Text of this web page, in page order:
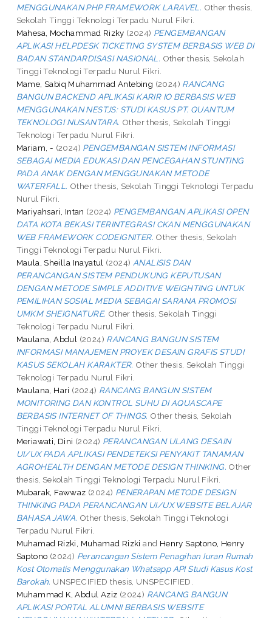
MENGGUNAKAN PHP FRAMEWORK LARAVEL. Other thesis,
Sekolah Tinggi Teknologi Terpadu Nurul Fikri.
Mahesa, Mochammad Rizky (2024) PENGEMBANGAN
APLIKASI HELPDESK TICKETING SYSTEM BERBASIS WEB DI
BADAN STANDARDISASI NASIONAL. Other thesis, Sekolah
Tinggi Teknologi Terpadu Nurul Fikri.
Mame, Sabiq Muhammad Antebing (2024) RANCANG
BANGUN BACKEND APLIKASI KARIR IO BERBASIS WEB
MENGGUNAKAN NESTJS: STUDI KASUS PT. QUANTUM
TEKNOLOGI NUSANTARA. Other thesis, Sekolah Tinggi
Teknologi Terpadu Nurul Fikri.
Mariam, - (2024) PENGEMBANGAN SISTEM INFORMASI
SEBAGAI MEDIA EDUKASI DAN PENCEGAHAN STUNTING
PADA ANAK DENGAN MENGGUNAKAN METODE
WATERFALL. Other thesis, Sekolah Tinggi Teknologi Terpadu
Nurul Fikri.
Mariyahsari, Intan (2024) PENGEMBANGAN APLIKASI OPEN
DATA KOTA BEKASI TERINTEGRASI CKAN MENGGUNAKAN
WEB FRAMEWORK CODEIGNITER. Other thesis, Sekolah
Tinggi Teknologi Terpadu Nurul Fikri.
Maula, Sheilla Inayatul (2024) ANALISIS DAN
PERANCANGAN SISTEM PENDUKUNG KEPUTUSAN
DENGAN METODE SIMPLE ADDITIVE WEIGHTING UNTUK
PEMILIHAN SOSIAL MEDIA SEBAGAI SARANA PROMOSI
UMKM SHEIGNATURE. Other thesis, Sekolah Tinggi
Teknologi Terpadu Nurul Fikri.
Maulana, Abdul (2024) RANCANG BANGUN SISTEM
INFORMASI MANAJEMEN PROYEK DESAIN GRAFIS STUDI
KASUS SEKOLAH KARAKTER. Other thesis, Sekolah Tinggi
Teknologi Terpadu Nurul Fikri.
Maulana, Hari (2024) RANCANG BANGUN SISTEM
MONITORING DAN KONTROL SUHU DI AQUASCAPE
BERBASIS INTERNET OF THINGS. Other thesis, Sekolah
Tinggi Teknologi Terpadu Nurul Fikri.
Meriawati, Dini (2024) PERANCANGAN ULANG DESAIN
UI/UX PADA APLIKASI PENDETEKSI PENYAKIT TANAMAN
AGROHEALTH DENGAN METODE DESIGN THINKING. Other
thesis, Sekolah Tinggi Teknologi Terpadu Nurul Fikri.
Mubarak, Fawwaz (2024) PENERAPAN METODE DESIGN
THINKING PADA PERANCANGAN UI/UX WEBSITE BELAJAR
BAHASA JAWA. Other thesis, Sekolah Tinggi Teknologi
Terpadu Nurul Fikri.
Muhamad Rizki, Muhamad Rizki and Henry Saptono, Henry
Saptono (2024) Perancangan Sistem Penagihan Iuran Rumah
Kost Otomatis Menggunakan Whatsapp API Studi Kasus Kost
Barokah. UNSPECIFIED thesis, UNSPECIFIED.
Muhammad K, Abdul Aziz (2024) RANCANG BANGUN
APLIKASI PORTAL ALUMNI BERBASIS WEBSITE